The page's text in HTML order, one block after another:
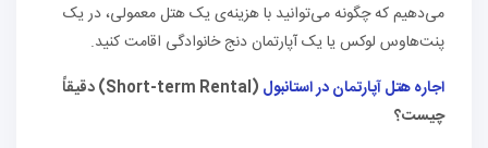
می‌دهیم که چگونه می‌توانید با هزینه‌ی یک هتل معمولی، در یک
پنت‌هاوس لوکس یا یک آپارتمان دنج خانوادگی اقامت کنید.
اجاره هتل آپارتمان در استانبول (
Short-term Rental) دقیقاً
چیست؟